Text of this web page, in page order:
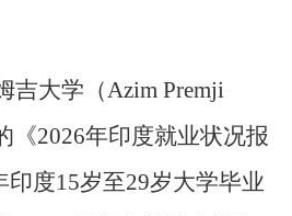
吉大学（Azim Premji
《2026年印度就业状况报
印度15岁至29岁大学毕业